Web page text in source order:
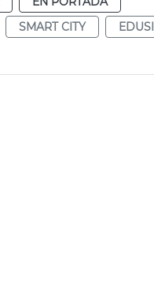
SMART CITY EDUSI